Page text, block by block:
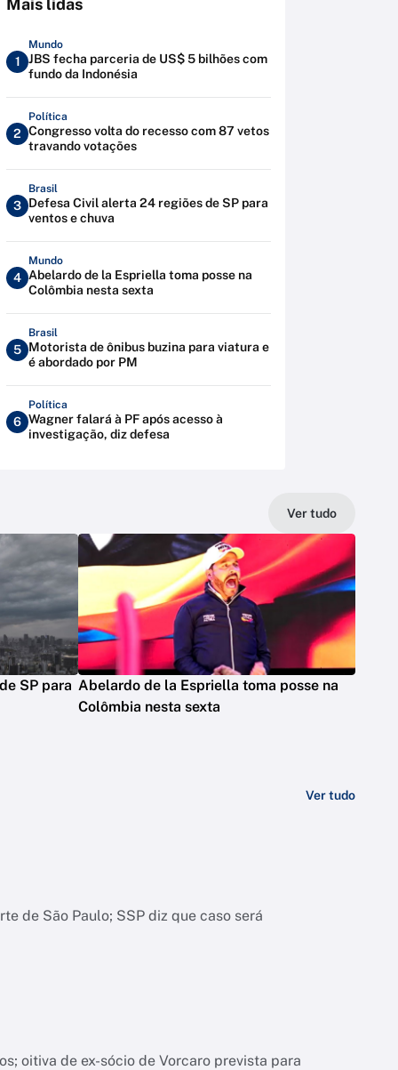
Mais lidas
1
Mundo
JBS fecha parceria de US$ 5 bilhões com
fundo da Indonésia
2
Política
Congresso volta do recesso com 87 vetos
travando votações
3
Brasil
Defesa Civil alerta 24 regiões de SP para
ventos e chuva
4
Mundo
Abelardo de la Espriella toma posse na
Colômbia nesta sexta
5
Brasil
Motorista de ônibus buzina para viatura e
é abordado por PM
6
Política
Wagner falará à PF após acesso à
investigação, diz defesa
Ver tudo
SP para Abelardo de la Espriella toma posse na
Colômbia nesta sexta
Ver tudo
de São Paulo; SSP diz que caso será
oitiva de ex-sócio de Vorcaro prevista para